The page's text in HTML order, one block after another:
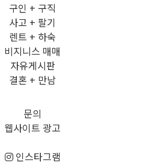
구인 + 구직
사고 + 팔기
렌트 + 하숙
비지니스 매매
자유게시판
결혼 + 만남
문의
웹사이트 광고
인스타그램